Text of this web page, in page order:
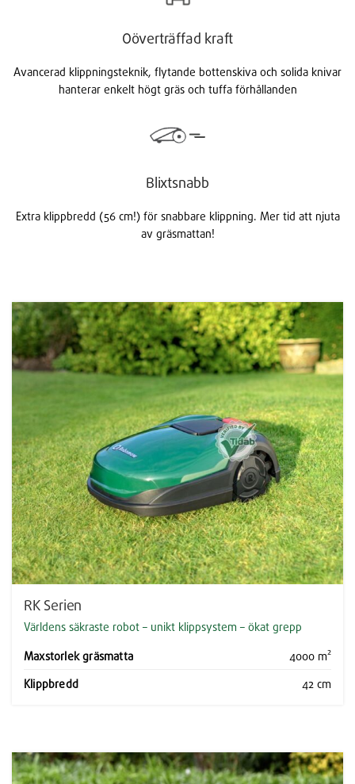
Oöverträffad kraft
Avancerad klippningsteknik, flytande bottenskiva och solida knivar
hanterar enkelt högt gräs och tuffa förhållanden
Blixtsnabb
Extra klippbredd (56 cm!) för snabbare klippning. Mer tid att njuta
av gräsmattan!
RK Serien
Världens säkraste robot – unikt klippsystem – ökat grepp
Maxstorlek gräsmatta 4000 m²
Klippbredd 42 cm